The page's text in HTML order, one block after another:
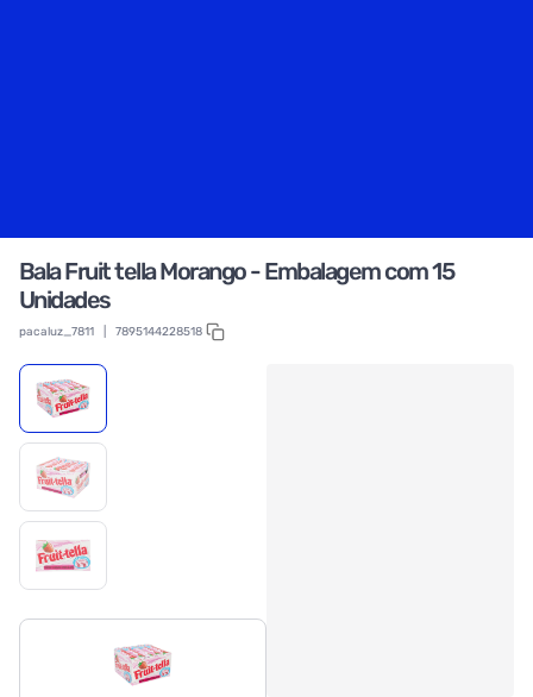
Bala Fruit tella Morango - Embalagem com 15
Unidades
pacaluz_7811 7895144228518